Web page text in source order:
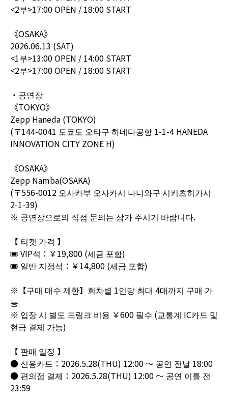
<2부>17:00 OPEN / 18:00 START
《OSAKA》
2026.06.13 (SAT)
<1부>13:00 OPEN / 14:00 START
<2부>17:00 OPEN / 18:00 START
・공연장
《TOKYO》
Zepp Haneda (TOKYO)
(〒144-0041 도쿄도 오타구 하네다공항 1-1-4 HANEDA
INNOVATION CITY ZONE H)
《OSAKA》
Zepp Namba(OSAKA)
(〒556-0012 오사카부 오사카시 나니와구 시키츠히가시
2-1-39)
※ 공연장으로의 직접 문의는 삼가 주시기 바랍니다.
【 티켓 가격 】
🎟️ VIP석：￥19,800 (세금 포함)
🎟️ 일반 지정석：￥14,800 (세금 포함)
※【구매 매수 제한】회차별 1인당 최대 4매까지 구매 가
능
※ 입장 시 별도 드링크 비용 ￥600 필수 (교통계 IC카드 및
현금 결제 가능)
【 판매 일정 】
● 신용카드：2026.5.28(THU) 12:00 ～ 공연 전날 18:00
● 편의점 결제：2026.5.28(THU) 12:00 ～ 공연 이틀 전
23:59